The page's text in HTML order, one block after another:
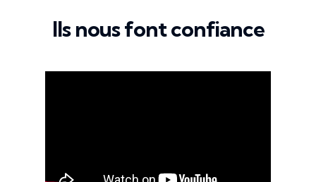
Ils nous font confiance